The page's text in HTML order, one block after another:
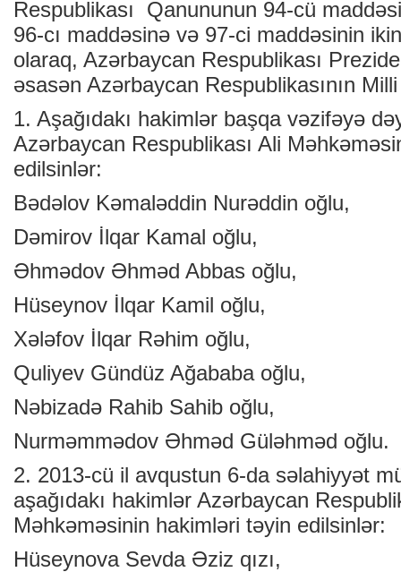
Respublikası Qanununun 94-cü
96-cı maddəsinə və 97-ci maddəsinin
olaraq, Azərbaycan Respublikası
əsasən Azərbaycan Respublikasının
1. Aşağıdakı hakimlər başqa vəzifəyə
Azərbaycan Respublikası Ali
edilsinlər:
Bədəlov Kəmaləddin Nurəddin oğlu,
Dəmirov İlqar Kamal oğlu,
Əhmədov Əhməd Abbas oğlu,
Hüseynov İlqar Kamil oğlu,
Xələfov İlqar Rəhim oğlu,
Quliyev Gündüz Ağababa oğlu,
Nəbizadə Rahib Sahib oğlu,
Nurməmmədov Əhməd Güləhməd oğlu.
2. 2013-cü il avqustun 6-da səlahiyyət
aşağıdakı hakimlər Azərbaycan
Məhkəməsinin hakimləri təyin edilsinlər:
Hüseynova Sevda Əziz qızı,